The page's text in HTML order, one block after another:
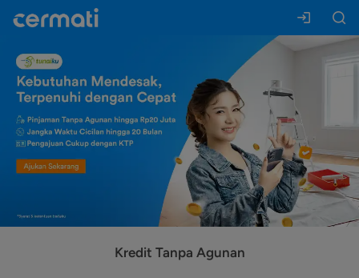
Kredit Tanpa Agunan